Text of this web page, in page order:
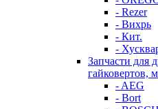
- Rezer
- Вихрь
- Кит.
-
Запчасти для
гайковертов,
- AEG
- Bort